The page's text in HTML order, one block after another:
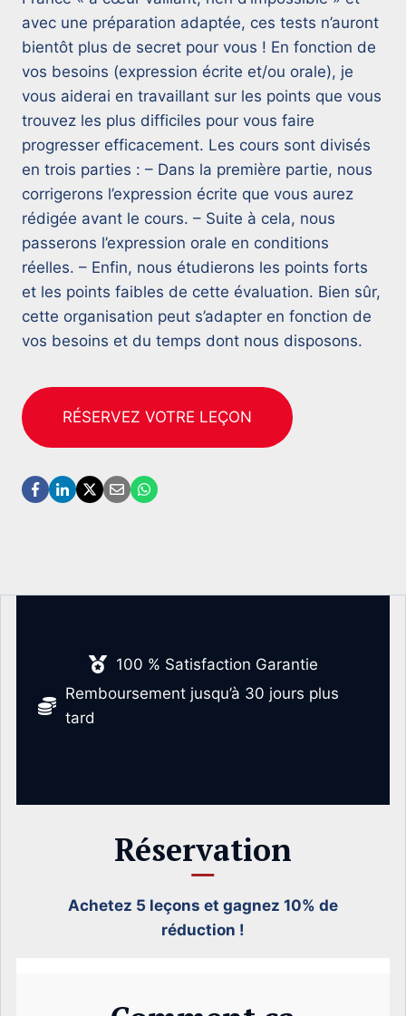
avec une préparation adaptée, ces tests n’auront
bientôt plus de secret pour vous ! En fonction de
vos besoins (expression écrite et/ou orale), je
vous aiderai en travaillant sur les points que vous
trouvez les plus difficiles pour vous faire
progresser efficacement. Les cours sont divisés
en trois parties : – Dans la première partie, nous
corrigerons l’expression écrite que vous aurez
rédigée avant le cours. – Suite à cela, nous
passerons l’expression orale en conditions
réelles. – Enfin, nous étudierons les points forts
et les points faibles de cette évaluation. Bien sûr,
cette organisation peut s’adapter en fonction de
vos besoins et du temps dont nous disposons.
RÉSERVEZ VOTRE LEÇON
100 % Satisfaction Garantie
Remboursement jusqu’à 30 jours plus
tard
Réservation
Achetez 5 leçons et gagnez 10% de
réduction !